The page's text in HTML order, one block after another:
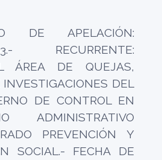
DE APELACIÓN:
S3.- RECURRENTE:
ÁREA DE QUEJAS,
DEL
DE CONTROL EN
ADMINISTRATIVO
PREVENCIÓN Y
SOCIAL.- FECHA DE